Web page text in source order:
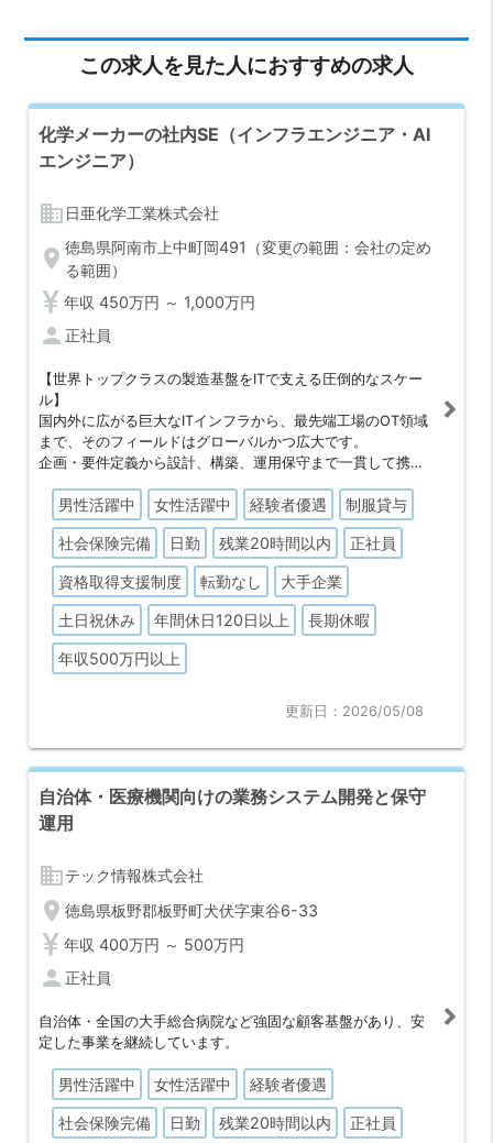
この求人を見た人におすすめの求人
化学メーカーの社内SE（インフラエンジニア・AI
エンジニア）
business 日亜化学工業株式会社
location_on徳島県阿南市上中町岡491（変更の範囲：会社の定め
る範囲）
年収 450万円 ～ 1,000万円
person正社員
【世界トップクラスの製造基盤をITで支える圧倒的なスケー
ル】
国内外に広がる巨大なITインフラから、最先端工場のOT領域
まで、そのフィールドはグローバルかつ広大です。
企画・要件定義から設計、構築、運用保守まで一貫して携わ
あるエンジニアリング』を追求できます。
世界を動かすモノづくりの心臓部を支える、社内SEならでは
の醍醐味を実感してください。
【生成AI・フィジカルAIを実務へ。最先端技術の実装フィー
ルド】
単なる保守運用ではありません。
RAGやAIエージェントの開発、ロボティクス・デジタルツイ
ンといったフィジカルAIの活用など、トレンドの先端を行く
膨大な実データと潤沢なリソースを背景に、PoCから本番実
しての知的好奇心を常に満たし続けられます。
【地域最高水準の待遇と、エンジニアとしての自己実現】
徳島を拠点としながら、日本屈指の好待遇（給与・福利厚生
スを保ちながら、AI活用や自動化推進といった『攻めのIT』に
専念できる環境です。
盤石な経営基盤があるからこそ、長期的な視点で自身のスキ
ルアップとキャリア形成に集中できます。
男性活躍中 女性活躍中 経験者優遇 制服貸与
社会保険完備 日勤 残業20時間以内 正社員
資格取得支援制度 転勤なし 大手企業
土日祝休み 年間休日120日以上 長期休暇
年収500万円以上
更新日：2026/05/08
自治体・医療機関向けの業務システム開発と保守
運用
businessテック情報株式会社
location_on徳島県板野郡板野町犬伏字東谷6-33
年収 400万円 ～ 500万円
person正社員
自治体・全国の大手総合病院など強固な顧客基盤があり、安
定した事業を継続しています。
男性活躍中 女性活躍中 経験者優遇
社会保険完備 日勤 残業20時間以内 正社員